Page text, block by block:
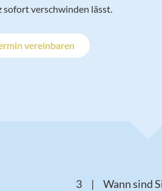
sofort verschwinden lässt.
vereinbaren
3 | Wann sind